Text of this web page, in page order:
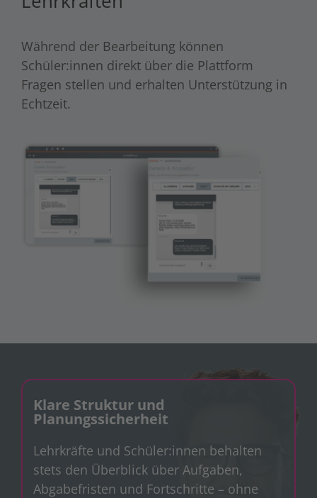
Während der Bearbeitung können
Schüler:innen direkt über die Plattform
Fragen stellen und erhalten Unterstützung in
Echtzeit.
Klare Struktur und
Planungssicherheit
Lehrkräfte und Schüler:innen behalten
stets den Überblick über Aufgaben,
Abgabefristen und Fortschritte – ohne